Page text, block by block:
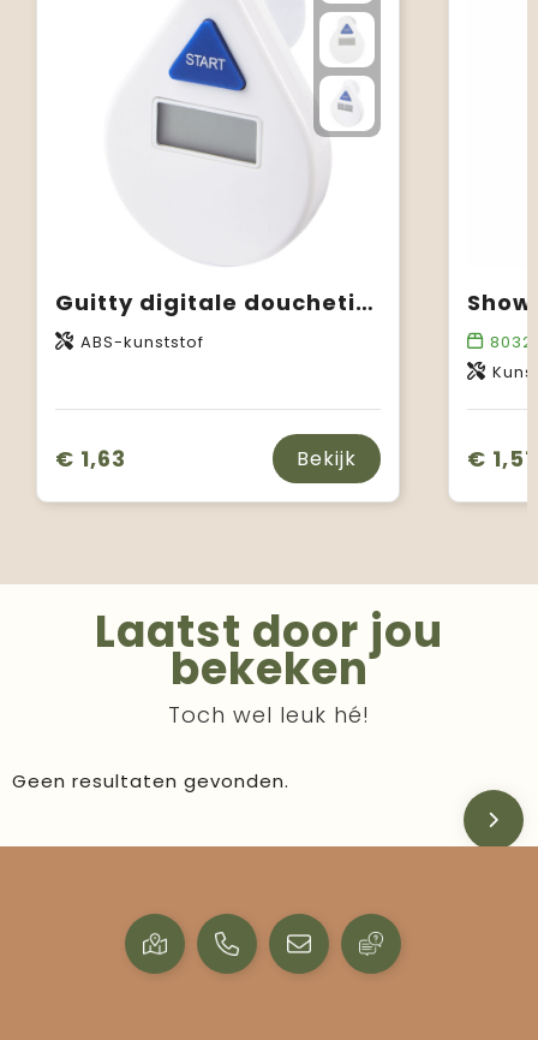
Guitty digitale douchetimer
ABS-kunststof
€ 1,63 Bekijk
8032
€ 1,51
Laatst door jou
bekeken
Toch wel leuk hé!
Geen resultaten gevonden.